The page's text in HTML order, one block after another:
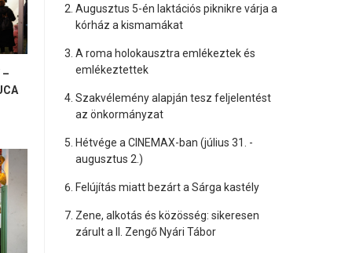
–
Augusztus 5-én laktációs piknikre várja a
kórház a kismamákat
A roma holokausztra emlékeztek és
emlékeztettek
Szakvélemény alapján tesz feljelentést
az önkormányzat
Hétvége a CINEMAX-ban (július 31. -
augusztus 2.)
Felújítás miatt bezárt a Sárga kastély
Zene, alkotás és közösség: sikeresen
zárult a II. Zengő Nyári Tábor